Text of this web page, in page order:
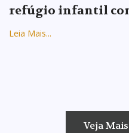
refúgio infantil
Leia Mais...
Veja